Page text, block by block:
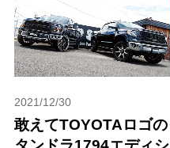
2021/12/30
敢えてTOYOTAロゴの